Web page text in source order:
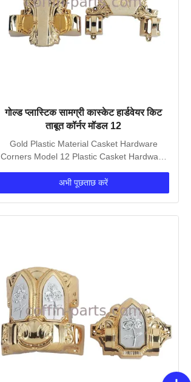
गोल्ड प्लास्टिक सामग्री कास्केट हार्डवेयर किट
ताबूत कॉर्नर मॉडल 12
Gold Plastic Material Casket Hardware
Corners Model 12 Plastic Casket Hardware
अभी पूछताछ करें